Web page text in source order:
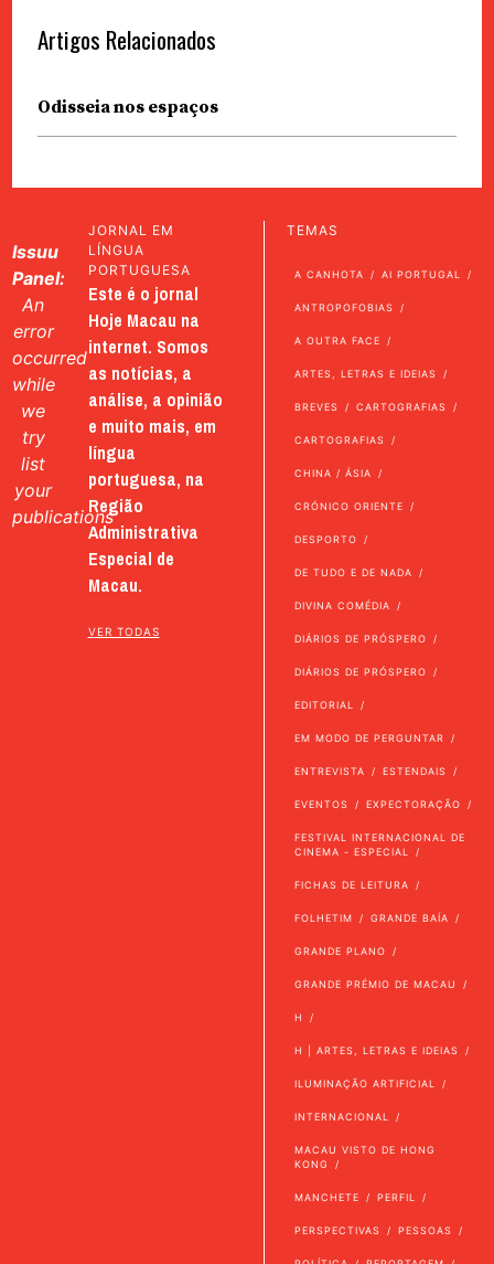
Artigos Relacionados
Odisseia nos espaços
Issuu
Panel:
An
error
occurred
while
we
try
list
your
publications
JORNAL EM
LÍNGUA
PORTUGUESA
Este é o jornal
Hoje Macau na
internet. Somos
as notícias, a
análise, a opinião
e muito mais, em
língua
portuguesa, na
Região
Administrativa
Especial de
Macau.
VER TODAS
TEMAS
A CANHOTA AI PORTUGAL
ANTROPOFOBIAS
A OUTRA FACE
ARTES, LETRAS E IDEIAS
BREVES CARTOGRAFIAS
CARTOGRAFIAS
CHINA / ÁSIA
CRÓNICO ORIENTE
DESPORTO
DE TUDO E DE NADA
DIVINA COMÉDIA
DIÁRIOS DE PRÓSPERO
DIÁRIOS DE PRÓSPERO
EDITORIAL
EM MODO DE PERGUNTAR
ENTREVISTA ESTENDAIS
EVENTOS EXPECTORAÇÃO
FESTIVAL INTERNACIONAL DE
CINEMA - ESPECIAL
FICHAS DE LEITURA
FOLHETIM GRANDE BAÍA
GRANDE PLANO
GRANDE PRÉMIO DE MACAU
H
H | ARTES, LETRAS E IDEIAS
ILUMINAÇÃO ARTIFICIAL
INTERNACIONAL
MACAU VISTO DE HONG
KONG
MANCHETE PERFIL
PERSPECTIVAS PESSOAS